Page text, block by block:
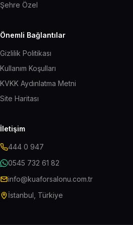
Şehre Özel
Önemli Bağlantılar
Gizlilik Politikası
Kullanım Koşulları
KVKK Aydınlatma Metni
Site Haritası
İletişim
444 0 947
0545 732 61 82
info@kuaforsalonu.com.tr
İstanbul, Türkiye